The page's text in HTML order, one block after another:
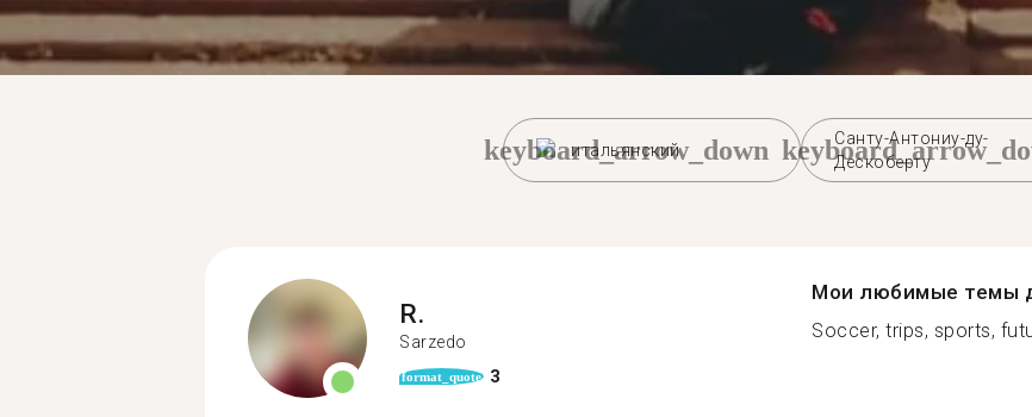
итальянский
keyboard_arrow_down
Санту-Антониу-ду-
Дескоберту
R.
Sarzedo
format_quote 3
Мои любимые темы
Soccer, trips, sports,